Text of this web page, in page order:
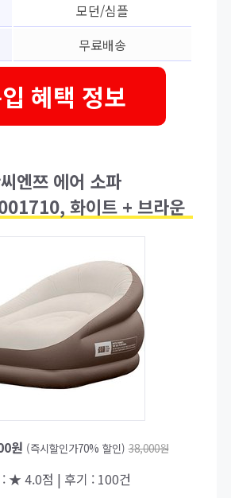
모던/심플
무료배송
혜택 정보
엔쯔 에어 소파
화이트 + 브라운
원 (즉시할인가70% 할인) 38,000원
: ★ 4.0점 | 후기 : 100건